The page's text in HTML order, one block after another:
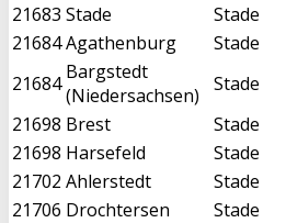
21683 Stade Stade
21684Agathenburg Stade
21684 Bargstedt
(Niedersachsen)
Stade
21698 Brest Stade
21698 Harsefeld Stade
21702 Ahlerstedt Stade
21706 Drochtersen Stade